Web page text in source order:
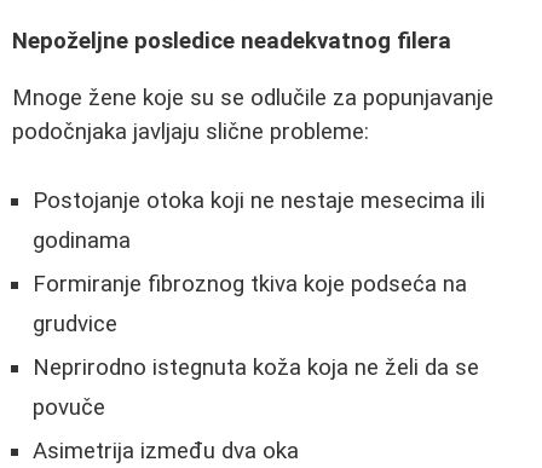
Nepoželjne posledice neadekvatnog filera
Mnoge žene koje su se odlučile za popunjavanje
podočnjaka javljaju slične probleme:
Postojanje otoka koji ne nestaje mesecima ili
godinama
Formiranje fibroznog tkiva koje podseća na
grudvice
Neprirodno istegnuta koža koja ne želi da se
povuče
Asimetrija između dva oka